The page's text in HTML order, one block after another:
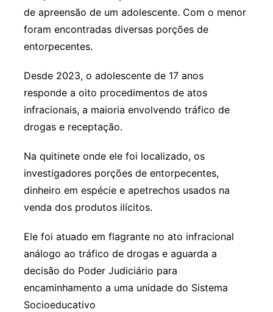
de apreensão de um adolescente. Com o menor
foram encontradas diversas porções de
entorpecentes.
Desde 2023, o adolescente de 17 anos
responde a oito procedimentos de atos
infracionais, a maioria envolvendo tráfico de
drogas e receptação.
Na quitinete onde ele foi localizado, os
investigadores porções de entorpecentes,
dinheiro em espécie e apetrechos usados na
venda dos produtos ilícitos.
Ele foi atuado em flagrante no ato infracional
análogo ao tráfico de drogas e aguarda a
decisão do Poder Judiciário para
encaminhamento a uma unidade do Sistema
Socioeducativo